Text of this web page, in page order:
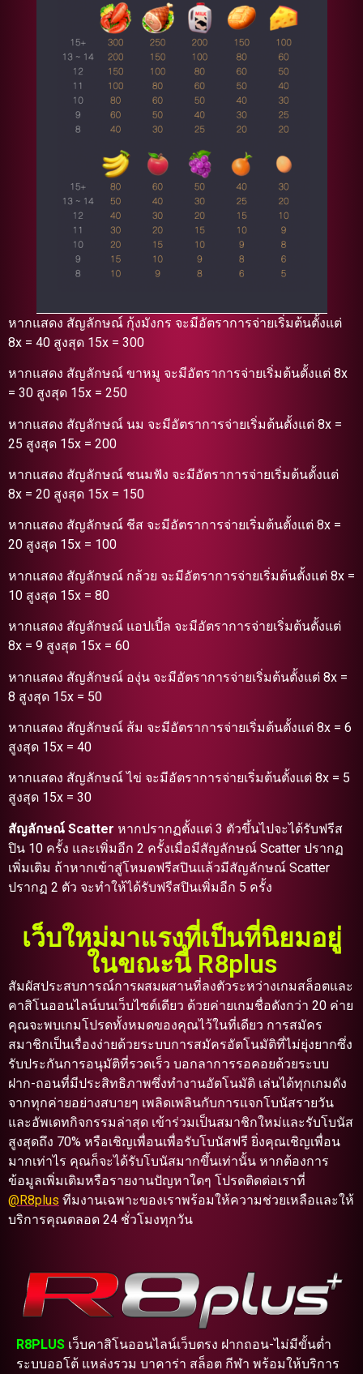
หากแสดง สัญลักษณ์ กุ้งมังกร จะมีอัตราการจ่ายเริ่มต้นตั้งแต่
8x = 40 สูงสุด 15x = 300
หากแสดง สัญลักษณ์ ขาหมู จะมีอัตราการจ่ายเริ่มต้นตั้งแต่ 8x
= 30 สูงสุด 15x = 250
หากแสดง สัญลักษณ์ นม จะมีอัตราการจ่ายเริ่มต้นตั้งแต่ 8x =
25 สูงสุด 15x = 200
หากแสดง สัญลักษณ์ ชนมฟัง จะมีอัตราการจ่ายเริ่มต้นตั้งแต่
8x = 20 สูงสุด 15x = 150
หากแสดง สัญลักษณ์ ชีส จะมีอัตราการจ่ายเริ่มต้นตั้งแต่ 8x =
20 สูงสุด 15x = 100
หากแสดง สัญลักษณ์ กล้วย จะมีอัตราการจ่ายเริ่มต้นตั้งแต่ 8x =
10 สูงสุด 15x = 80
หากแสดง สัญลักษณ์ แอปเปิ้ล จะมีอัตราการจ่ายเริ่มต้นตั้งแต่
8x = 9 สูงสุด 15x = 60
หากแสดง สัญลักษณ์ องุ่น จะมีอัตราการจ่ายเริ่มต้นตั้งแต่ 8x =
8 สูงสุด 15x = 50
หากแสดง สัญลักษณ์ ส้ม จะมีอัตราการจ่ายเริ่มต้นตั้งแต่ 8x = 6
สูงสุด 15x = 40
หากแสดง สัญลักษณ์ ไข่ จะมีอัตราการจ่ายเริ่มต้นตั้งแต่ 8x = 5
สูงสุด 15x = 30
สัญลักษณ์ Scatter หากปรากฏตั้งแต่ 3 ตัวขึ้นไปจะได้รับฟรีส
ปิน 10 ครั้ง และเพิ่มอีก 2 ครั้งเมื่อมีสัญลักษณ์ Scatter ปรากฏ
เพิ่มเติม ถ้าหากเข้าสู่โหมดฟรีสปินแล้วมีสัญลักษณ์ Scatter
ปรากฏ 2 ตัว จะทำให้ได้รับฟรีสปินเพิ่มอีก 5 ครั้ง
เว็บใหม่มาแรงที่เป็นที่นิยมอยู่
ในขณะนี้ R8plus
สัมผัสประสบการณ์การผสมผสานที่ลงตัวระหว่างเกมสล็อตและ
คาสิโนออนไลน์บนเว็บไซต์เดียว ด้วยค่ายเกมชื่อดังกว่า 20 ค่าย
คุณจะพบเกมโปรดทั้งหมดของคุณไว้ในที่เดียว การสมัคร
สมาชิกเป็นเรื่องง่ายด้วยระบบการสมัครอัตโนมัติที่ไม่ยุ่งยากซึ่ง
รับประกันการอนุมัติที่รวดเร็ว บอกลาการรอคอยด้วยระบบ
ฝาก-ถอนที่มีประสิทธิภาพซึ่งทำงานอัตโนมัติ เล่นได้ทุกเกมดัง
จากทุกค่ายอย่างสบายๆ เพลิดเพลินกับการแจกโบนัสรายวัน
และอัพเดทกิจกรรมล่าสุด เข้าร่วมเป็นสมาชิกใหม่และรับโบนัส
สูงสุดถึง 70% หรือเชิญเพื่อนเพื่อรับโบนัสฟรี ยิ่งคุณเชิญเพื่อน
มากเท่าไร คุณก็จะได้รับโบนัสมากขึ้นเท่านั้น หากต้องการ
ข้อมูลเพิ่มเติมหรือรายงานปัญหาใดๆ โปรดติดต่อเราที่
@R8plus ทีมงานเฉพาะของเราพร้อมให้ความช่วยเหลือและให้
บริการคุณตลอด 24 ชั่วโมงทุกวัน
R8PLUS เว็บคาสิโนออนไลน์เว็บตรง ฝากถอน-ไม่มีขั้นต่ำ
ระบบออโต้ แหล่งรวม บาคาร่า สล็อต กีฬา พร้อมให้บริการ